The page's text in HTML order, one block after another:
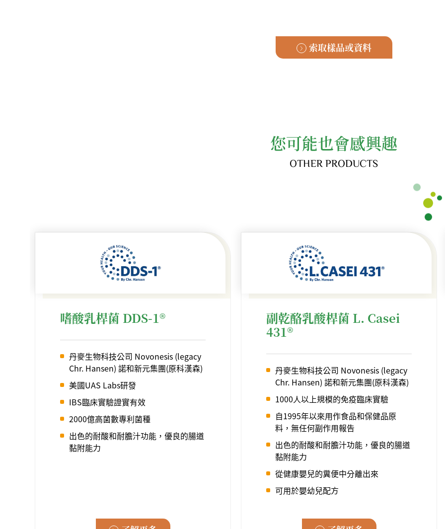
索取樣品或資料
您可能也會感興趣
OTHER PRODUCTS
嗜酸乳桿菌 DDS-1®
丹麥生物科技公司 Novonesis (legacy
Chr. Hansen) 諾和新元集團(原科漢森)
美國UAS Labs研發
IBS臨床實驗證實有效
2000億高菌數專利菌種
出色的耐酸和耐膽汁功能，優良的腸道
黏附能力
副乾酪乳酸桿菌 L. Casei
431®
丹麥生物科技公司 Novonesis (legacy
Chr. Hansen) 諾和新元集團(原科漢森)
1000人以上規模的免疫臨床實驗
自1995年以來用作食品和保健品原
料，無任何副作用報告
出色的耐酸和耐膽汁功能，優良的腸道
黏附能力
從健康嬰兒的糞便中分離出來
可用於嬰幼兒配方